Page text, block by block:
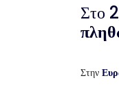
Στο
Στην